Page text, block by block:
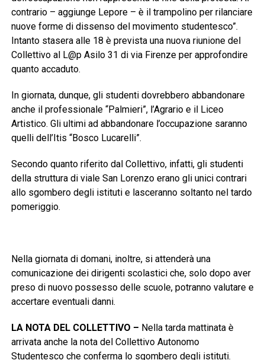
contrario – aggiunge Lepore – è il trampolino per rilanciare
nuove forme di dissenso del movimento studentesco”.
Intanto stasera alle 18 è prevista una nuova riunione del
Collettivo al L@p Asilo 31 di via Firenze per approfondire
quanto accaduto.
In giornata, dunque, gli studenti dovrebbero abbandonare
anche il professionale “Palmieri”, l’Agrario e il Liceo
Artistico. Gli ultimi ad abbandonare l’occupazione saranno
quelli dell’Itis “Bosco Lucarelli”.
Secondo quanto riferito dal Collettivo, infatti, gli studenti
della struttura di viale San Lorenzo erano gli unici contrari
allo sgombero degli istituti e lasceranno soltanto nel tardo
pomeriggio.
Nella giornata di domani, inoltre, si attenderà una
comunicazione dei dirigenti scolastici che, solo dopo aver
preso di nuovo possesso delle scuole, potranno valutare e
accertare eventuali danni.
LA NOTA DEL COLLETTIVO – Nella tarda mattinata è
arrivata anche la nota del Collettivo Autonomo
Studentesco che conferma lo sgombero degli istituti.